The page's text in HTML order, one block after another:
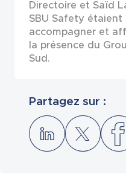
Partagez sur :
Directoire et Saïd
SBU Safety
accompagner et
la présence du
Sud.